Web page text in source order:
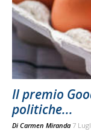
Il premio
politiche...
Di Carmen Miranda 7